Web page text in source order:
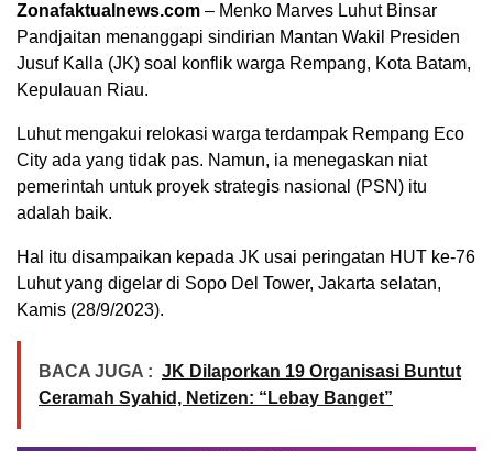
Zonafaktualnews.com – Menko Marves Luhut Binsar
Pandjaitan menanggapi sindirian Mantan Wakil Presiden
Jusuf Kalla (JK) soal konflik warga Rempang, Kota Batam,
Kepulauan Riau.
Luhut mengakui relokasi warga terdampak Rempang Eco
City ada yang tidak pas. Namun, ia menegaskan niat
pemerintah untuk proyek strategis nasional (PSN) itu
adalah baik.
Hal itu disampaikan kepada JK usai peringatan HUT ke-76
Luhut yang digelar di Sopo Del Tower, Jakarta selatan,
Kamis (28/9/2023).
BACA JUGA : JK Dilaporkan 19 Organisasi Buntut
Ceramah Syahid, Netizen: “Lebay Banget”